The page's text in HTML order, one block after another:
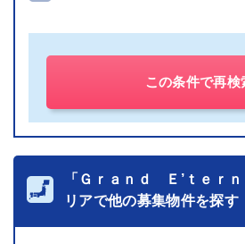
この条件で再検
「Ｇｒａｎｄ Ｅ’ｔｅｒ
リアで他の募集物件を探す